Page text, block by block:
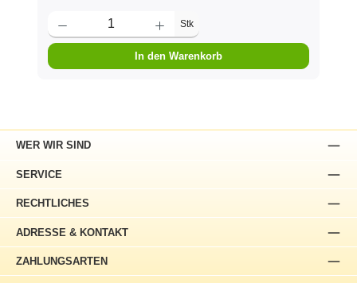
Stk
In den Warenkorb
ADRESSE & KONTAKT
WER WIR SIND
SERVICE
RECHTLICHES
ZAHLUNGSARTEN